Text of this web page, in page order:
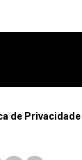
de Privacidade